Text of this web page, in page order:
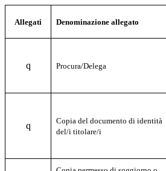
Allegati Denominazione allegato
q Procura/Delega
q
Copia del documento di identità
del/i titolare/i